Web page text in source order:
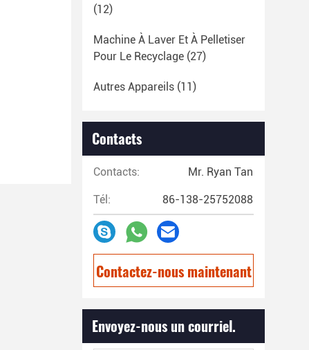
(12)
Machine À Laver Et À Pelletiser
Pour Le Recyclage (27)
Autres Appareils (11)
Contacts
Contacts: Mr. Ryan Tan
Tél: 86-138-25752088
Contactez-nous maintenant
Envoyez-nous un courriel.